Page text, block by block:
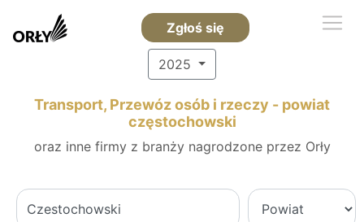
Zgłoś się
2025
Transport, Przewóz osób i rzeczy - powiat
częstochowski
oraz inne firmy z branży nagrodzone przez Orły